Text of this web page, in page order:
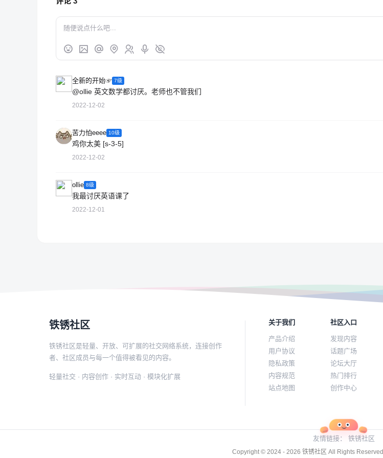
全新的开始☞ 7级
@ollie 英文数学都讨厌。老师也不管我们
2022-12-02
苦力怕eeee 10级
鸡你太美 [s-3-5]
2022-12-02
ollie 8级
我最讨厌英语课了
2022-12-01
铁锈社区
铁锈社区是轻量、开放、可扩展的社交网络系统，连接创作
者、社区成员与每一个值得被看见的内容。
轻量社交 · 内容创作 · 实时互动 · 模块化扩展
关于我们
产品介绍
用户协议
隐私政策
内容规范
站点地图
社区入口
发现内容
话题广场
论坛大厅
热门排行
创作中心
友情链接： 铁锈社区
Copyright © 2024 - 2026 铁锈社区 All Rights Reserved